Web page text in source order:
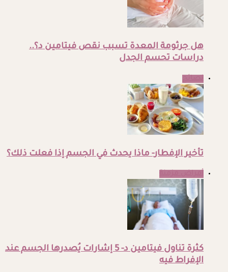
هل جرثومة المعدة تسبب نقص فيتامين د؟..
دراسات تحسم الجدل
تأخير الإفطار- ماذا يحدث في الجسم إذا فعلت ذلك؟
كثرة تناول فيتامين د- 5 إشارات يُصدرها الجسم عند
الإفراط فيه